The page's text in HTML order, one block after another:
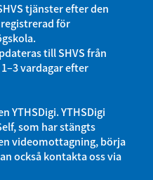
tjänster efter den
registrerad för
till SHVS från
vardagar efter
YTHSDigi. YTHSDigi
som har stängts
videomottagning, börja
också kontakta oss via